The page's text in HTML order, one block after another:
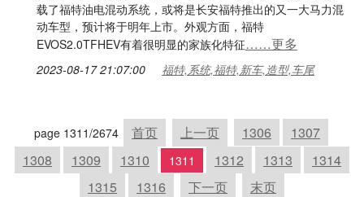
载了福特油电混动系统，或将是长安福特推出的又一大马力混
动车型，预计将于明年上市。外观方面，福特
EVOS2.0TFHEV有着很明显的家族化特征……更多
2023-08-17 21:07:00 福特,系统,福特,新车,造型,车尾
page 1311/2674 首页 上一页 1306
1307
1308
1309 1310 1311 1312 1313
1314
1315
1316 下一页 末页